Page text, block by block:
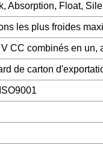
Absorption, Float,
les plus froides
CC combinés en un,
de carton